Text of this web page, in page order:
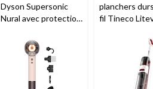
Dyson Supersonic
Nural avec protection
accessoires
planchers
fil Tineco